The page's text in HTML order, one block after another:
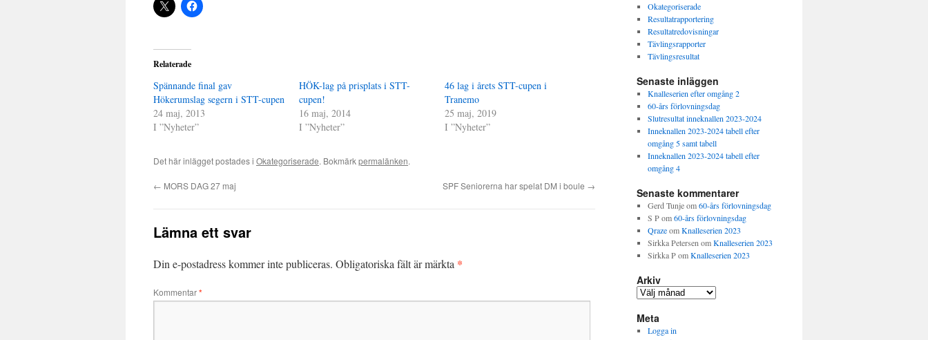
Relaterade
Spännande final gav
Hökerumslag segern i STT-cupen
24 maj, 2013
I ”Nyheter”
HÖK-lag på prisplats i STT-
cupen!
16 maj, 2014
I ”Nyheter”
46 lag i årets STT-cupen i
Tranemo
25 maj, 2019
I ”Nyheter”
Det här inlägget postades i Okategoriserade. Bokmärkpermalänken.
← MORS DAG 27 maj SPF Seniorerna har spelat DM i boule →
Lämna ett svar
Din e-postadress kommer inte publiceras. Obligatoriska fält är märkta *
Kommentar*
Okategoriserade
Resultatrapportering
Resultatredovisningar
Tävlingsrapporter
Tävlingsresultat
Senaste inläggen
Knalleserien efter omgång 2
60-års förlovningsdag
Slutresultat inneknallen 2023-2024
Inneknallen 2023-2024 tabell efter
omgång 5 samt tabell
Inneknallen 2023-2024 tabell efter
omgång 4
Senaste kommentarer
Gerd Tunjeom60-års förlovningsdag
S Pom60-års förlovningsdag
QrazeomKnalleserien 2023
Sirkka Petersen omKnalleserien 2023
Sirkka PomKnalleserien 2023
Arkiv
Arkiv
Meta
Logga in